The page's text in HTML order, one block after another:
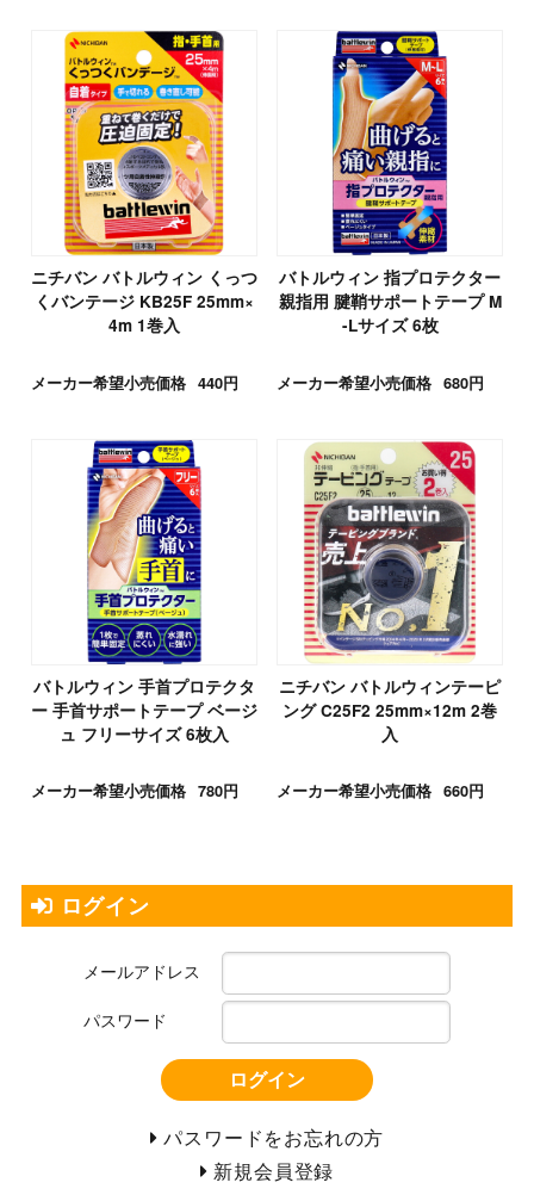
ニチバン バトルウィン くっつ
くバンテージ KB25F 25mm×
4m 1巻入
メーカー希望小売価格 440円
バトルウィン 指プロテクター
親指用 腱鞘サポートテープ M
-Lサイズ 6枚
メーカー希望小売価格 680円
バトルウィン 手首プロテクタ
ー 手首サポートテープ ベージ
ュ フリーサイズ 6枚入
メーカー希望小売価格 780円
ニチバン バトルウィンテーピ
ング C25F2 25mm×12m 2巻
入
メーカー希望小売価格 660円
ログイン
メールアドレス
パスワード
ログイン
パスワードをお忘れの方
新規会員登録